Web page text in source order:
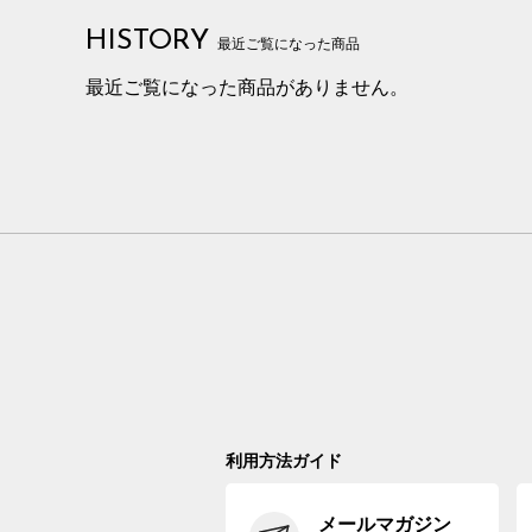
HISTORY 最近ご覧になった商品
最近ご覧になった商品がありません。
利用方法ガイド
メールマガジン